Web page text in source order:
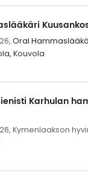
Oral
Kouvola
Karhulan
Kymenlaakson